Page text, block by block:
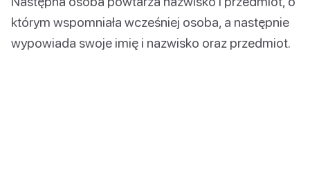
którym wspomniała wcześniej osoba, a następnie
wypowiada swoje imię i nazwisko oraz przedmiot.